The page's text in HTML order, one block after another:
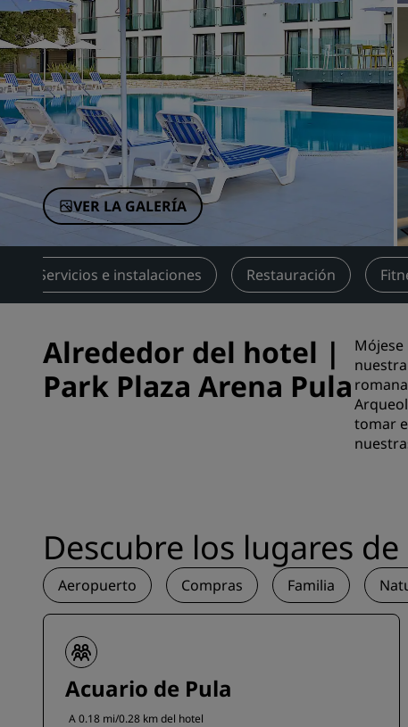
Marcas afiliadas en China
VER LA GALERÍA
Servicios e instalaciones Restauración
Alrededor del hotel |
Park Plaza Arena Pula
tomar
Descubre los lugares
Aeropuerto Compras Familia
Acuario de Pula
A 0.18 mi/0.28 km del hotel